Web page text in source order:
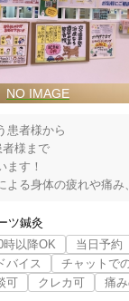
住所
患者様から
様まで
ます！
よる身体の疲れや痛
オン酒田南店の酒田み
り除く根本治療を第
健康のこと、少しで
ツ鍼灸
時以降OK 当日予約
バイス
チャットで
可
クレカ可 痛